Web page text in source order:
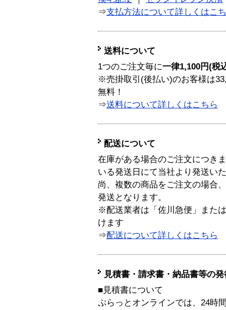
⇒支払方法について詳しくはこ
送料について
1つのご注文毎に一律1,100円(税
※売掛取引(後払い)のお客様は
無料！
⇒送料について詳しくはこちら
配送について
在庫がある場合のご注文につき
いる発送日にて当社より発送い
尚、複数の商品をご注文の場合
発送となります。
※配送業者は「佐川急便」また
けます
⇒配送について詳しくはこちら
見積書・請求書・納品書等の
■見積書について
ぷらっとオンラインでは、24時